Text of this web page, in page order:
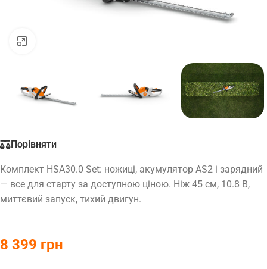
Порівняти
Комплект HSA30.0 Set: ножиці, акумулятор AS2 і зарядний
— все для старту за доступною ціною. Ніж 45 см, 10.8 В,
миттєвий запуск, тихий двигун.
8 399 грн